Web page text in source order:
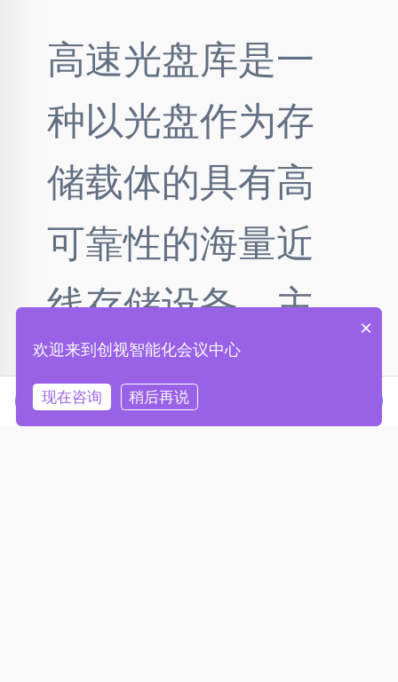
高速光盘库是一
种以光盘作为存
储载体的具有高
可靠性的海量近
线存储设备，主
要有机械手、驱
动器和光盘匣三
×
欢迎来到创视智能化会议中心
现在咨询 稍后再说
在线咨询